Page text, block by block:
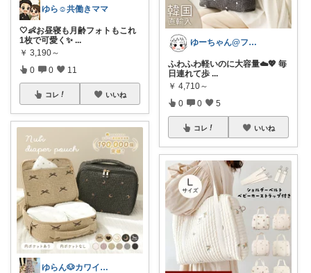
ゆら☺️共働きママ
🤍👶お昼寝も月齢フォトもこれ
1枚で可愛く✨ ...
￥ 3,190～
0 0 11
コレ いいね
ゆらん🐶カワイイ物コレクター
ゆーちゃん@フォロワーさまから購入💕
ふわふわ軽いのに大容量☁️💖 毎
日連れて歩 ...
￥ 4,710～
0 0 5
コレ いいね